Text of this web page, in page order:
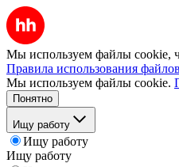
Мы используем файлы cookie,
Правила использования
Мы используем файлы cookie.
Понятно
Ищу работу
Ищу работу
Ищу работу